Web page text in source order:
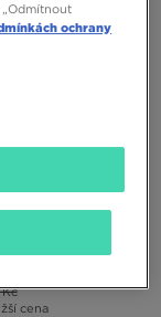
CHELSEA
cena
ochrany